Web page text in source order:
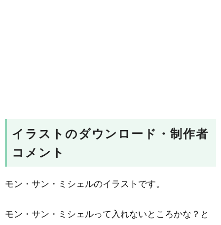
イラストのダウンロード・制作者
コメント
モン・サン・ミシェルのイラストです。
モン・サン・ミシェルって入れないところかな？と